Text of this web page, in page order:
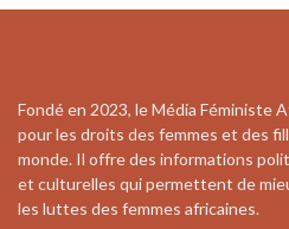
Fondé en 2023, le Média Féministe
pour les droits des femmes et des
monde. Il offre des informations
et culturelles qui permettent de
les luttes des femmes africaines.